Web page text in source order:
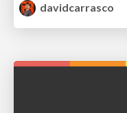
davidcarrasco